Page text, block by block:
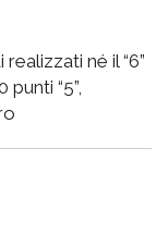
né il “6”
punti “5”,